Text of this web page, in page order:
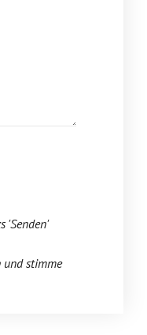
'Senden'
und stimme